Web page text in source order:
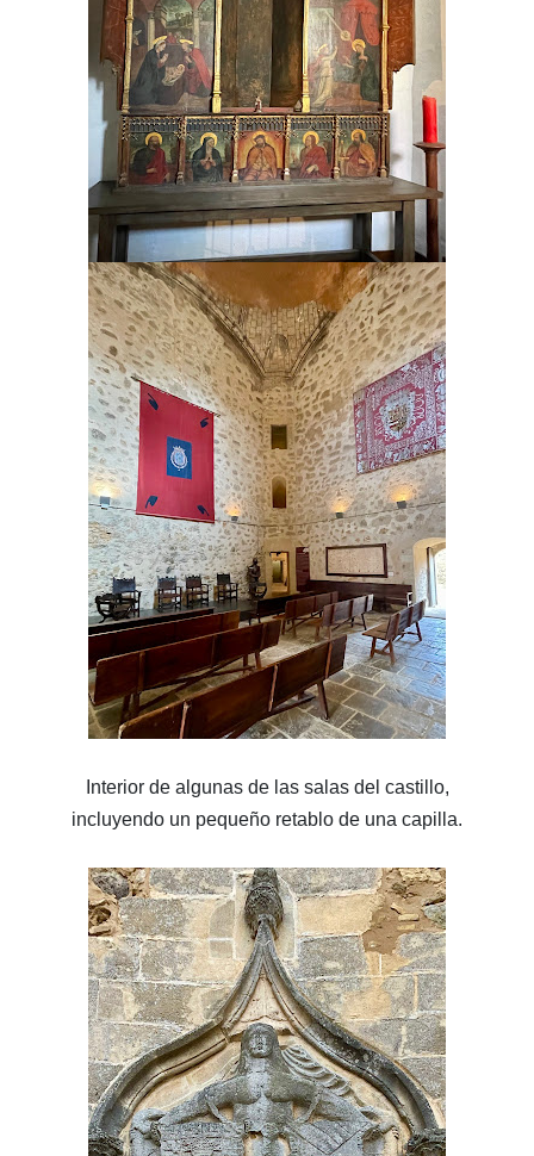
Interior de algunas de las salas del castillo,
incluyendo un pequeño retablo de una capilla.